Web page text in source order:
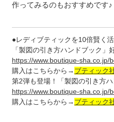
作ってみるのもおすすめです♪
●レディブティックを10倍賢く
「製図の引き方ハンドブック」
https://www.boutique-sha.co.jp/
購入はこちらから→ ブティック
第2弾も登場！「製図の引き方ハ
https://www.boutique-sha.co.jp/
購入はこちらから→ ブティック